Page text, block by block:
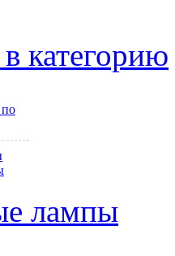
категорию
лампы